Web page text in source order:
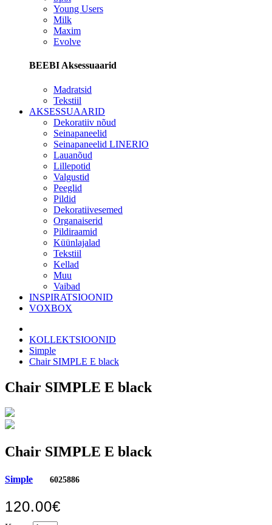
Young Users
Milk
Maxim
Evolve
BEEBI Aksessuaarid
Madratsid
Tekstiil
AKSESSUAARID
Dekoratiiv nõud
Seinapaneelid
Seinapaneelid LINERIO
Lauanõud
Lillepotid
Valgustid
Peeglid
Pildid
Dekoratiivesemed
Organaiserid
Pildiraamid
Küünlajalad
Tekstiil
Kellad
Muu
Vaibad
INSPIRATSIOONID
VOXBOX
KOLLEKTSIOONID
Simple
Chair SIMPLE E black
Chair SIMPLE E black
Chair SIMPLE E black
Simple 6025886
120.00€